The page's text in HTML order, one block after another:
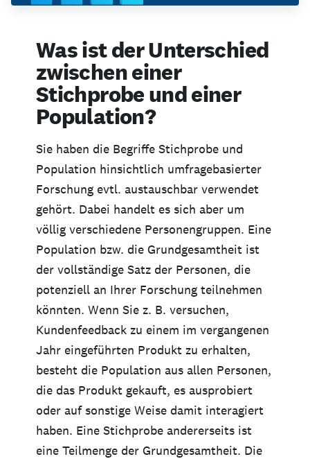
Was ist der Unterschied
zwischen einer
Stichprobe und einer
Population?
Sie haben die Begriffe Stichprobe und
Population hinsichtlich umfragebasierter
Forschung evtl. austauschbar verwendet
gehört. Dabei handelt es sich aber um
völlig verschiedene Personengruppen. Eine
Population bzw. die Grundgesamtheit ist
der vollständige Satz der Personen, die
potenziell an Ihrer Forschung teilnehmen
könnten. Wenn Sie z. B. versuchen,
Kundenfeedback zu einem im vergangenen
Jahr eingeführten Produkt zu erhalten,
besteht die Population aus allen Personen,
die das Produkt gekauft, es ausprobiert
oder auf sonstige Weise damit interagiert
haben. Eine Stichprobe andererseits ist
eine Teilmenge der Grundgesamtheit. Die